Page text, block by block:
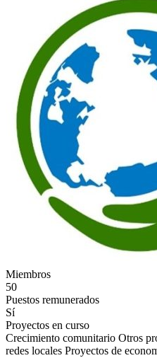
Miembros
50
Puestos remunerados
Sí
Proyectos en curso
Crecimiento comunitario Otros
redes locales Proyectos de